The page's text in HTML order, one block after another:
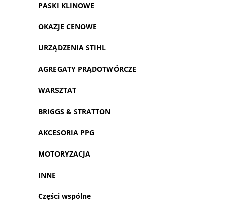
PASKI KLINOWE
OKAZJE CENOWE
URZĄDZENIA STIHL
AGREGATY PRĄDOTWÓRCZE
WARSZTAT
BRIGGS & STRATTON
AKCESORIA PPG
MOTORYZACJA
INNE
Części wspólne